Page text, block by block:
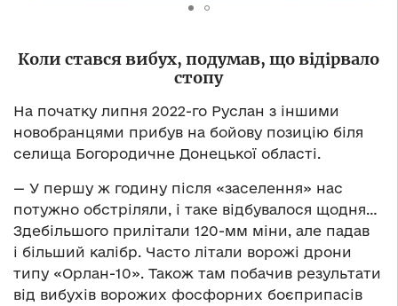
Коли стався вибух, подумав, що відірвало
стопу
На початку липня 2022-го Руслан з іншими
новобранцями прибув на бойову позицію біля
селища Богородичне Донецької області.
— У першу ж годину після «заселення» нас
потужно обстріляли, і таке відбувалося щодня…
Здебільшого прилітали 120-мм міни, але падав
і більший калібр. Часто літали ворожі дрони
типу «Орлан-10». Також там побачив результати
від вибухів ворожих фосфорних боєприпасів